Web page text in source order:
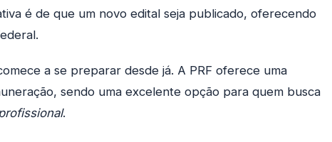
é de que um novo edital seja publicado, oferecendo
a se preparar desde já. A PRF oferece uma
sendo uma excelente opção para quem busca
.